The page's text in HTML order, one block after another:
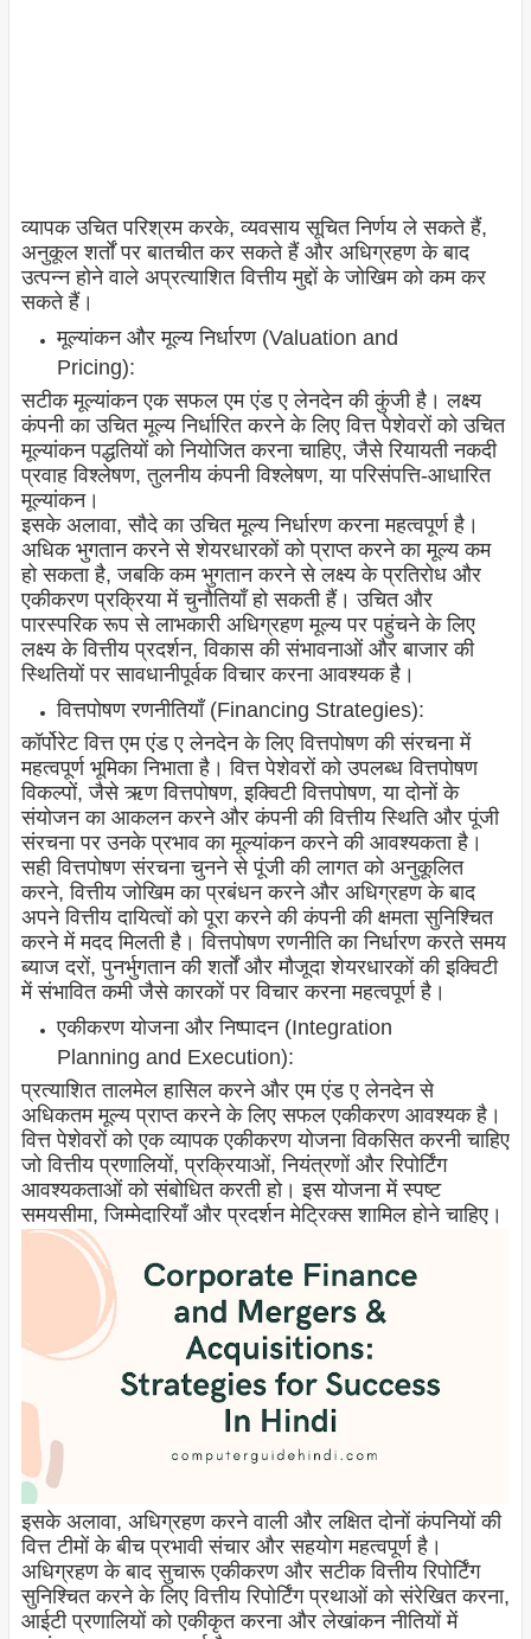
व्यापक उचित परिश्रम करके, व्यवसाय सूचित निर्णय ले सकते हैं,
अनुकूल शर्तों पर बातचीत कर सकते हैं और अधिग्रहण के बाद
उत्पन्न होने वाले अप्रत्याशित वित्तीय मुद्दों के जोखिम को कम कर
सकते हैं।
मूल्यांकन और मूल्य निर्धारण (Valuation and
Pricing):
सटीक मूल्यांकन एक सफल एम एंड ए लेनदेन की कुंजी है। लक्ष्य
कंपनी का उचित मूल्य निर्धारित करने के लिए वित्त पेशेवरों को उचित
मूल्यांकन पद्धतियों को नियोजित करना चाहिए, जैसे रियायती नकदी
प्रवाह विश्लेषण, तुलनीय कंपनी विश्लेषण, या परिसंपत्ति-आधारित
मूल्यांकन।
इसके अलावा, सौदे का उचित मूल्य निर्धारण करना महत्वपूर्ण है।
अधिक भुगतान करने से शेयरधारकों को प्राप्त करने का मूल्य कम
हो सकता है, जबकि कम भुगतान करने से लक्ष्य के प्रतिरोध और
एकीकरण प्रक्रिया में चुनौतियाँ हो सकती हैं। उचित और
पारस्परिक रूप से लाभकारी अधिग्रहण मूल्य पर पहुंचने के लिए
लक्ष्य के वित्तीय प्रदर्शन, विकास की संभावनाओं और बाजार की
स्थितियों पर सावधानीपूर्वक विचार करना आवश्यक है।
वित्तपोषण रणनीतियाँ (Financing Strategies):
कॉर्पोरेट वित्त एम एंड ए लेनदेन के लिए वित्तपोषण की संरचना में
महत्वपूर्ण भूमिका निभाता है। वित्त पेशेवरों को उपलब्ध वित्तपोषण
विकल्पों, जैसे ऋण वित्तपोषण, इक्विटी वित्तपोषण, या दोनों के
संयोजन का आकलन करने और कंपनी की वित्तीय स्थिति और पूंजी
संरचना पर उनके प्रभाव का मूल्यांकन करने की आवश्यकता है।
सही वित्तपोषण संरचना चुनने से पूंजी की लागत को अनुकूलित
करने, वित्तीय जोखिम का प्रबंधन करने और अधिग्रहण के बाद
अपने वित्तीय दायित्वों को पूरा करने की कंपनी की क्षमता सुनिश्चित
करने में मदद मिलती है। वित्तपोषण रणनीति का निर्धारण करते समय
ब्याज दरों, पुनर्भुगतान की शर्तों और मौजूदा शेयरधारकों की इक्विटी
में संभावित कमी जैसे कारकों पर विचार करना महत्वपूर्ण है।
एकीकरण योजना और निष्पादन (Integration
Planning and Execution):
प्रत्याशित तालमेल हासिल करने और एम एंड ए लेनदेन से
अधिकतम मूल्य प्राप्त करने के लिए सफल एकीकरण आवश्यक है।
वित्त पेशेवरों को एक व्यापक एकीकरण योजना विकसित करनी चाहिए
जो वित्तीय प्रणालियों, प्रक्रियाओं, नियंत्रणों और रिपोर्टिंग
आवश्यकताओं को संबोधित करती हो। इस योजना में स्पष्ट
समयसीमा, जिम्मेदारियाँ और प्रदर्शन मेट्रिक्स शामिल होने चाहिए।
इसके अलावा, अधिग्रहण करने वाली और लक्षित दोनों कंपनियों की
वित्त टीमों के बीच प्रभावी संचार और सहयोग महत्वपूर्ण है।
अधिग्रहण के बाद सुचारू एकीकरण और सटीक वित्तीय रिपोर्टिंग
सुनिश्चित करने के लिए वित्तीय रिपोर्टिंग प्रथाओं को संरेखित करना,
आईटी प्रणालियों को एकीकृत करना और लेखांकन नीतियों में